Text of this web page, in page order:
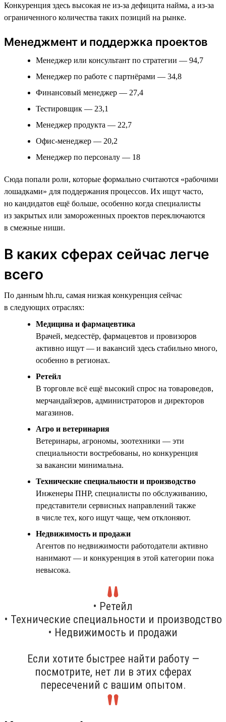
Конкуренция здесь высокая не из-за дефицита найма, а из-за
ограниченного количества таких позиций на рынке.
Менеджмент и поддержка проектов
Менеджер или консультант по стратегии — 94,7
Менеджер по работе с партнёрами — 34,8
Финансовый менеджер — 27,4
Тестировщик — 23,1
Менеджер продукта — 22,7
Офис-менеджер — 20,2
Менеджер по персоналу — 18
Сюда попали роли, которые формально считаются «рабочими
лошадками» для поддержания процессов. Их ищут часто,
но кандидатов ещё больше, особенно когда специалисты
из закрытых или замороженных проектов переключаются
в смежные ниши.
В каких сферах сейчас легче
всего
По данным hh.ru, самая низкая конкуренция сейчас
в следующих отраслях:
Медицина и фармацевтика
Врачей, медсестёр, фармацевтов и провизоров
активно ищут — и вакансий здесь стабильно много,
особенно в регионах.
Ретейл
В торговле всё ещё высокий спрос на товароведов,
мерчандайзеров, администраторов и директоров
магазинов.
Агро и ветеринария
Ветеринары, агрономы, зоотехники — эти
специальности востребованы, но конкуренция
за вакансии минимальна.
Технические специальности и производство
Инженеры ПНР, специалисты по обслуживанию,
представители сервисных направлений также
в числе тех, кого ищут чаще, чем отклоняют.
Недвижимость и продажи
Агентов по недвижимости работодатели активно
нанимают — и конкуренция в этой категории пока
невысока.
• Ретейл
• Технические специальности и производство
• Недвижимость и продажи
Если хотите быстрее найти работу —
посмотрите, нет ли в этих сферах
пересечений с вашим опытом.